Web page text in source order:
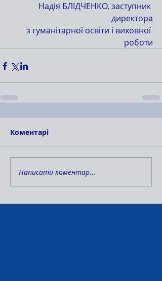
Надія БЛІДЧЕНКО, заступник
директора
з гуманітарної освіти і виховної
роботи
Коментарі
Написати коментар...